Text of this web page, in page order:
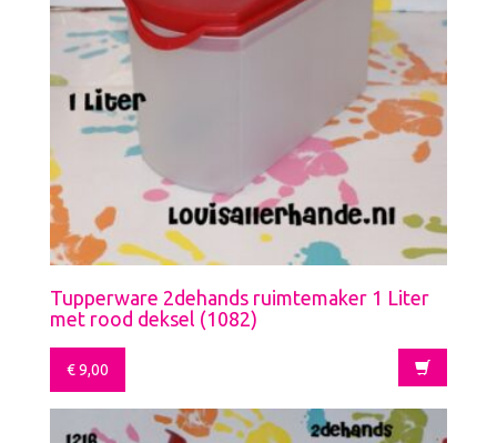
Tupperware 2dehands ruimtemaker 1 Liter
met rood deksel (1082)
€9,00